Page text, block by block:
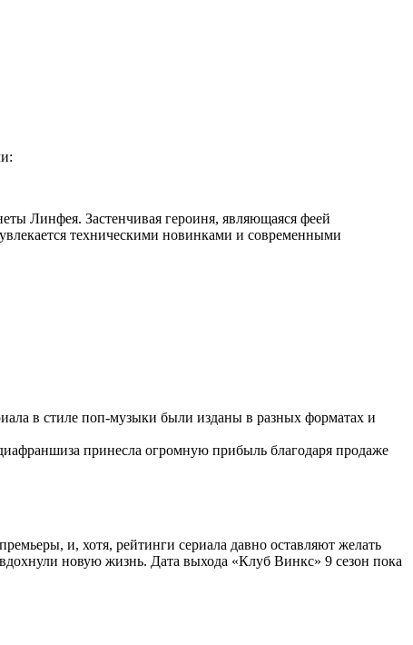
Линфея. Застенчивая героиня, являющаяся феей
техническими новинками и современными
в стиле поп-музыки были изданы в разных форматах и
принесла огромную прибыль благодаря продаже
и, хотя, рейтинги сериала давно оставляют желать
новую жизнь. Дата выхода «Клуб Винкс» 9 сезон пока